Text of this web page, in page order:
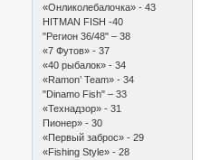
«Онликолебалочка» - 43
HITMAN FISH -40
"Регион 36/48" – 38
«7 Футов» - 37
«40 рыбалок» - 34
«Ramon’ Team» - 34
"Dinamo Fish" – 33
«Технадзор» - 31
Пионер» - 30
«Первый заброс» - 29
«Fishing Style» - 28